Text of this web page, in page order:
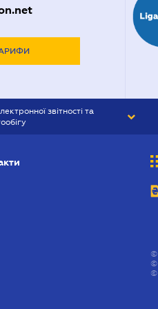
звітності та
©
©
©